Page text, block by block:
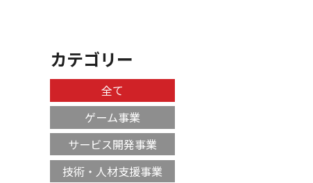
カテゴリー
全て
ゲーム事業
サービス開発事業
技術・人材支援事業